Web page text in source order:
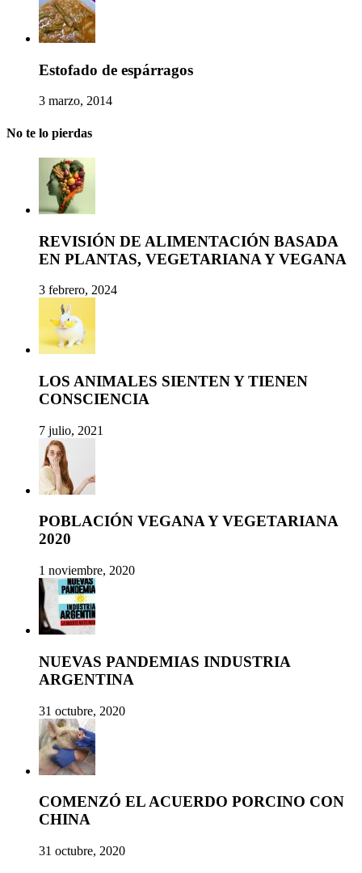
Estofado de espárragos
3 marzo, 2014
No te lo pierdas
REVISIÓN DE ALIMENTACIÓN BASADA
EN PLANTAS, VEGETARIANA Y VEGANA
3 febrero, 2024
LOS ANIMALES SIENTEN Y TIENEN
CONSCIENCIA
7 julio, 2021
POBLACIÓN VEGANA Y VEGETARIANA
2020
1 noviembre, 2020
NUEVAS PANDEMIAS INDUSTRIA
ARGENTINA
31 octubre, 2020
COMENZÓ EL ACUERDO PORCINO CON
CHINA
31 octubre, 2020